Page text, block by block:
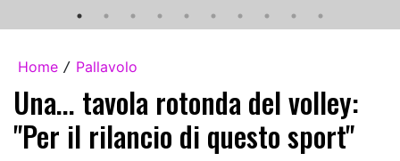
Home / Pallavolo
Una... tavola rotonda del volley:
"Per il rilancio di questo sport"